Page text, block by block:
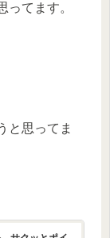
てます。
と思ってま